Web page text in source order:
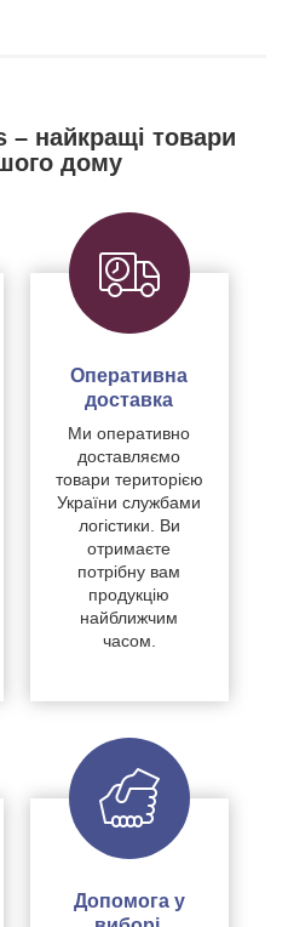
– найкращі товари
дому
Оперативна
доставка
Ми оперативно
доставляємо
товари територією
України службами
логістики. Ви
отримаєте
потрібну вам
продукцію
найближчим
часом.
Допомога у